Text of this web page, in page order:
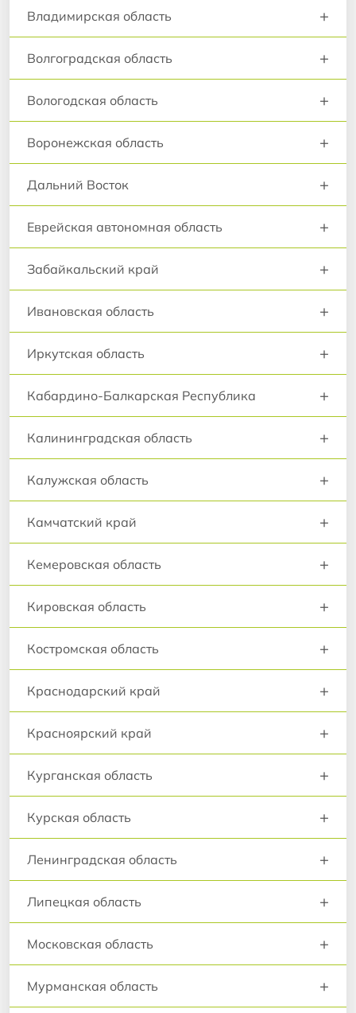
Владимирская область +
Волгоградская область +
Вологодская область +
Воронежская область +
Дальний Восток +
Еврейская автономная область +
Забайкальский край +
Ивановская область +
Иркутская область +
Кабардино-Балкарская Республика +
Калининградская область +
Калужская область +
Камчатский край +
Кемеровская область +
Кировская область +
Костромская область +
Краснодарский край +
Красноярский край +
Курганская область +
Курская область +
Ленинградская область +
Липецкая область +
Московская область +
Мурманская область +